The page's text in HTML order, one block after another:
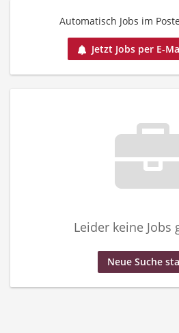
Automatisch Jobs im
Jetzt Jobs per E-
Leider keine Jobs
Neue Suche